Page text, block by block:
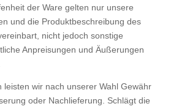
der Ware gelten nur unsere
und die Produktbeschreibung des
nicht jedoch sonstige
Anpreisungen und Äußerungen
leisten wir nach unserer Wahl Gewähr
oder Nachlieferung. Schlägt die